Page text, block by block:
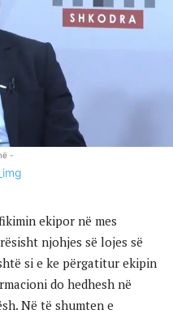
-
ekipor në mes
njohjes së lojes së
si e ke përgatitur ekipin
do hedhesh në
Në të shumten e